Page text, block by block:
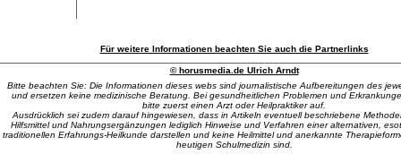
Für weitere Informationen beachten Sie auch die Partnerlinks
© horusmedia.de Ulrich Arndt
Bitte beachten Sie: Die Informationen dieses webs sind journalistische Aufbereitungen des
und ersetzen keine medizinische Beratung. Bei gesundheitlichen Problemen und
bitte zuerst einen Arzt oder Heilpraktiker auf.
Ausdrücklich sei zudem darauf hingewiesen, dass in Artikeln eventuell beschriebene
Hilfsmittel und Nahrungsergänzungen lediglich Hinweise und Verfahren einer alternativen,
traditionellen Erfahrungs-Heilkunde darstellen und keine Heilmittel und anerkannte
heutigen Schulmedizin sind.